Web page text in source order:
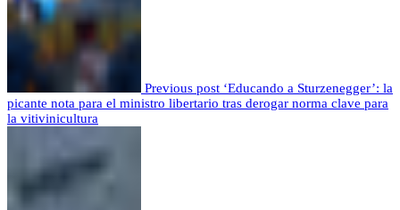
Previous post ‘Educando a Sturzenegger’: la
picante nota para el ministro libertario tras derogar norma clave para
la vitivinicultura